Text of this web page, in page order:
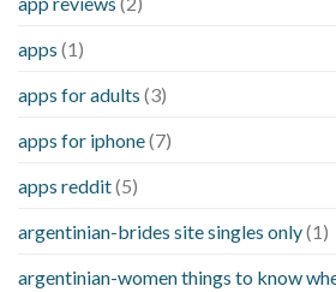
apps (1)
apps for adults (3)
apps for iphone(7)
apps reddit(5)
argentinian-brides site singles only(1)
argentinian-women things to know